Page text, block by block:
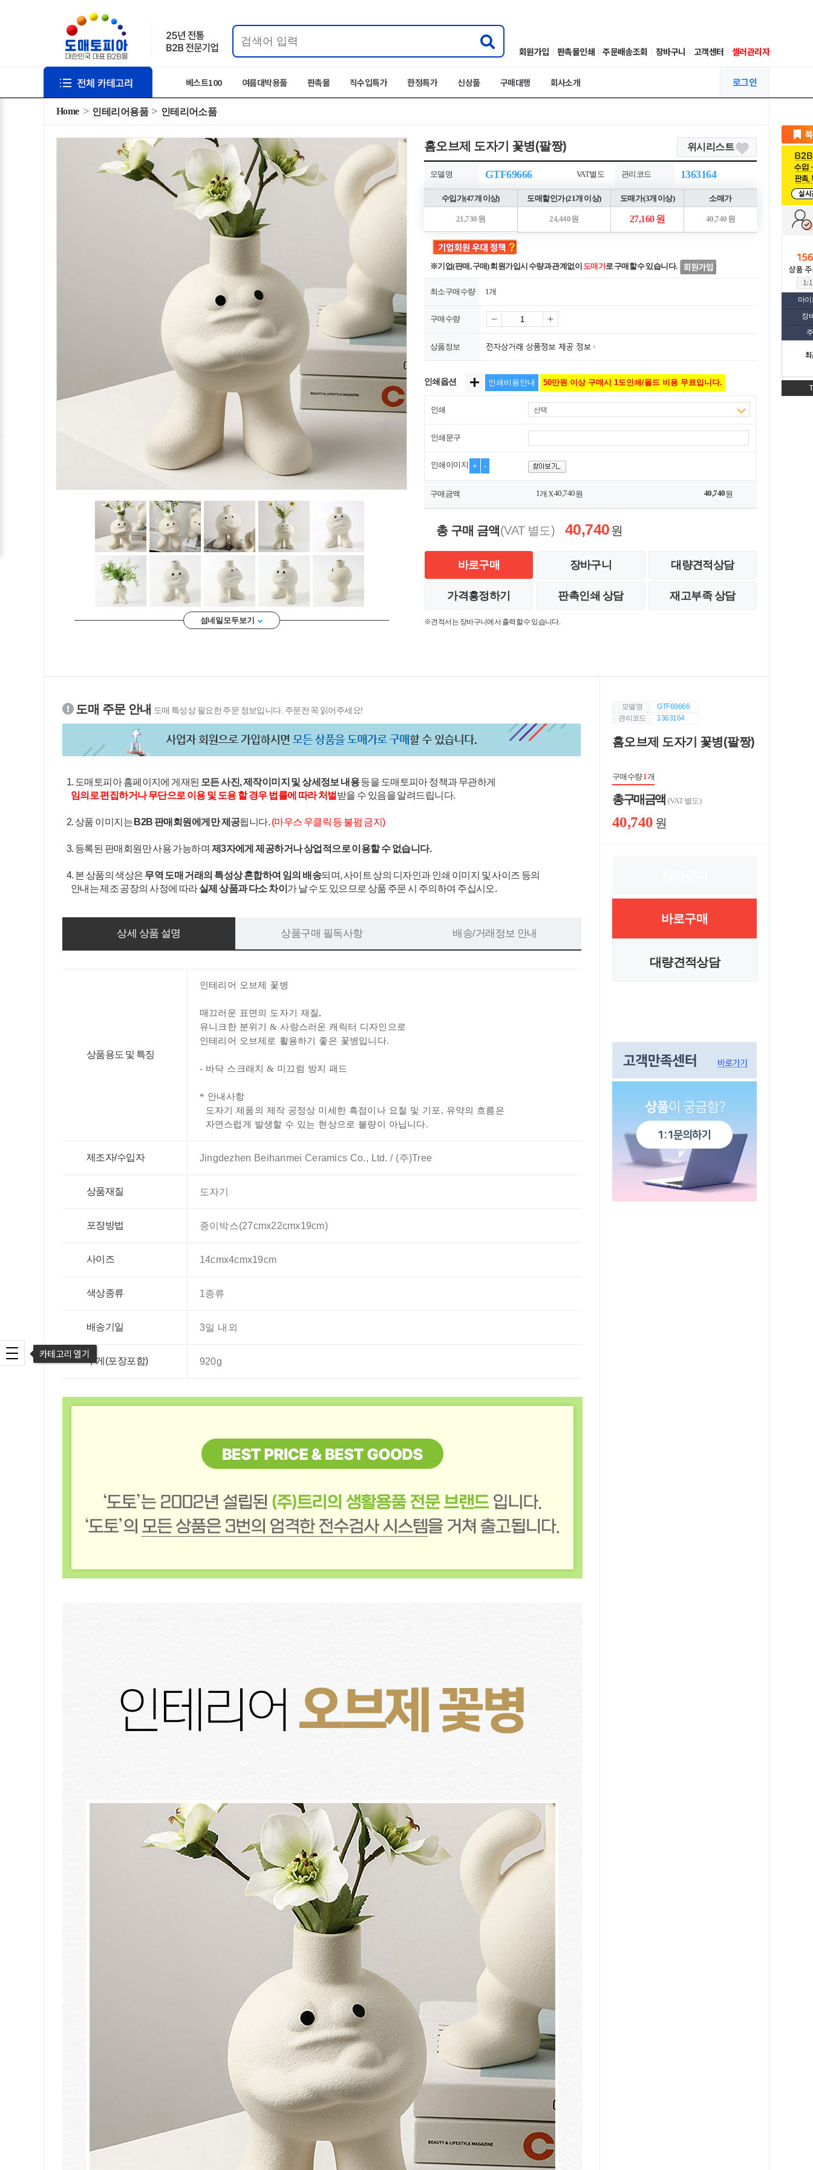
회원가입 판촉물인쇄 주문배송조회 장바구니 고객센터 셀러관리자
베스트100 여름대박용품 판촉물 직수입특가 한정특가 신상품 구매대행 회사소개 로그인
마
장
카테고리 열기
Home 인테리어용품 인테리어소품
섬네일 모두 보기
홈오브제 도자기 꽃병(팔짱) 위시리스트
모델명 GTF69666 VAT별도 관리코드 1363164
수입가(47개 이상) 도매할인가 (21개 이상) 도매가 (3개 이상) 소매가
21,730 원 24,440 원 27,160 원 40,740 원
※기업(판매, 구매) 회원가입시 수량과 관계없이 도매가로 구매할 수 있습니다.
최소구매수량 1개
구매수량
상품정보
인쇄옵션 인쇄비용안내 50만원 이상 구매시 1도인쇄/몰드 비용 무료입니다.
인쇄 선택
인쇄문구
인쇄이미지 + -
구매금액 1개 X40,740원 40,740원
총 구매 금액(VAT 별도) 40,740원
바로구매 장바구니 대량견적상담
가격흥정하기 판촉인쇄 상담 재고부족 상담
※견적서는 장바구니에서 출력할 수 있습니다.
도매 주문 안내 도매 특성상 필요한 주문 정보입니다. 주문전 꼭 읽어주세요!
1. 도매토피아 홈페이지에 게재된 모든 사진, 제작이미지 및 상세정보 내용등을 도매토피아 정책과 무관하게
임의로 편집하거나 무단으로 이용 및 도용 할 경우 법률에 따라 처벌 받을 수 있음을 알려드립니다.
2. 상품 이미지는 B2B 판매회원에게만 제공됩니다. (마우스 우클릭 등 불펌 금지)
3. 등록된 판매회원만 사용 가능하며 제3자에게 제공하거나 상업적으로 이용할 수 없습니다.
4. 본 상품의 색상은 무역 도매 거래의 특성상 혼합하여 임의 배송되며, 사이트 상의 디자인과 인쇄 이미지 및 사이즈 등의
안내는 제조 공장의 사정에 따라실제 상품과 다소 차이 가 날 수도 있으므로 상품 주문 시 주의하여 주십시오.
상세 상품 설명 상품구매 필독사항 배송/거래정보 안내
상품용도 및 특징
인테리어 오브제 꽃병
매끄러운 표면의 도자기 재질,
유니크한 분위기 & 사랑스러운 캐릭터 디자인으로
인테리어 오브제로 활용하기 좋은 꽃병입니다.
- 바닥 스크래치 & 미끄럼 방지 패드
* 안내사항
도자기 제품의 제작 공정상 미세한 흑점이나 요철 및 기포, 유약의 흐름은
자연스럽게 발생할 수 있는 현상으로 불량이 아닙니다.
제조자/수입자 Jingdezhen Beihanmei Ceramics Co., Ltd. / (주)Tree
상품재질 도자기
포장방법 종이박스(27cmx22cmx19cm)
사이즈 14cmx4cmx19cm
색상종류 1종류
배송기일 3일 내외
무게(포장포함) 920g
모델명
GTF69666
관리코드
1363164
홈오브제 도자기 꽃병(팔짱)
구매수량1개
총 구매 금액 (VAT 별도)
40,740 원
바로구매
대량견적상담